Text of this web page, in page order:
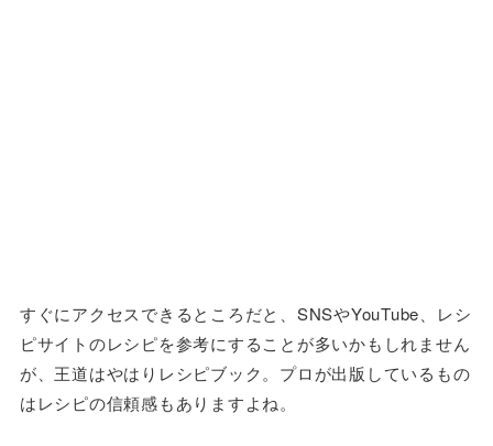
すぐにアクセスできるところだと、SNSやYouTube、レシ
ピサイトのレシピを参考にすることが多いかもしれません
が、王道はやはりレシピブック。プロが出版しているもの
はレシピの信頼感もありますよね。